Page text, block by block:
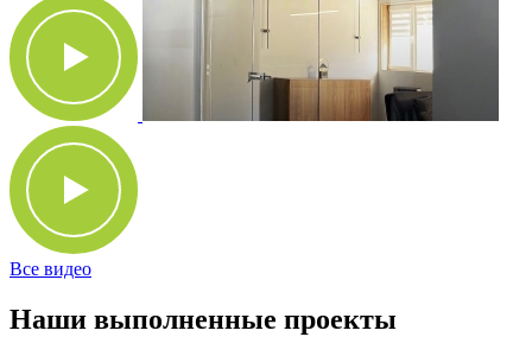
Все видео
Наши выполненные проекты